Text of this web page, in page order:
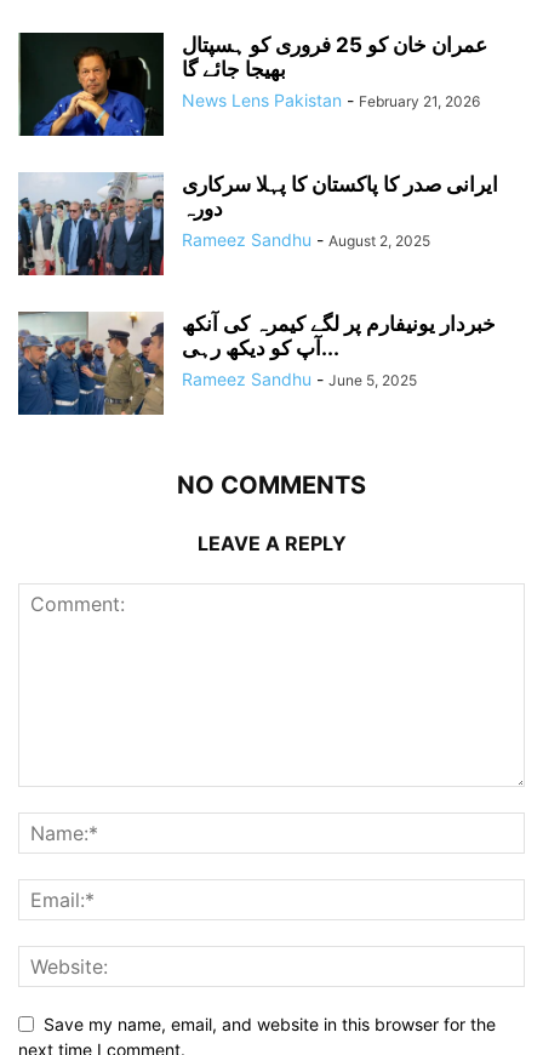
عمران خان کو 25 فروری کو ہسپتال
بھیجا جائے گا
News Lens Pakistan - February 21, 2026
ایرانی صدر کا پاکستان کا پہلا سرکاری
دورہ
Rameez Sandhu - August 2, 2025
خبردار یونیفارم پر لگے کیمرہ کی آنکھ
آپ کو دیکھ رہی...
Rameez Sandhu - June 5, 2025
NO COMMENTS
LEAVE A REPLY
Save my name, email, and website in this browser for the
next time I comment.